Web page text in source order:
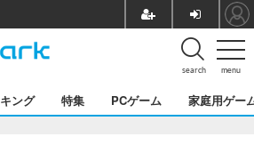
menu
search
ング 特集 PCゲーム 家庭用ゲー